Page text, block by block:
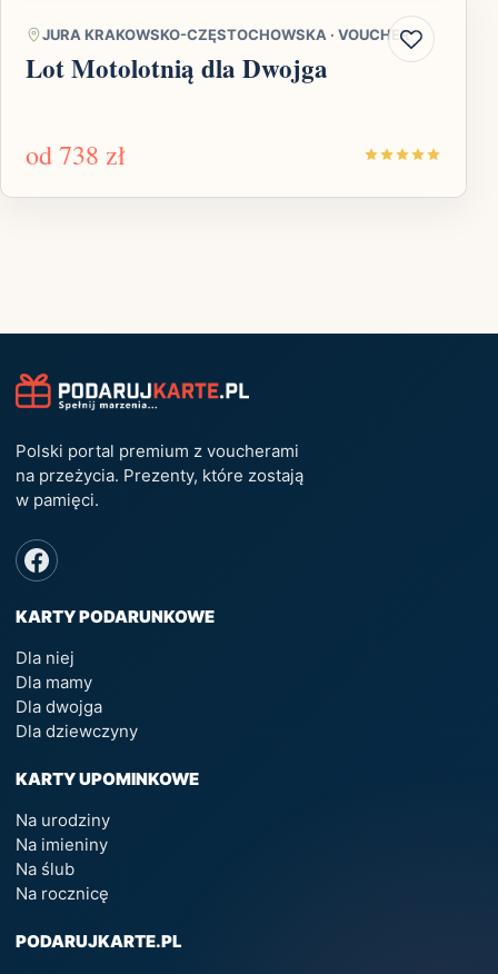
JURA KRAKOWSKO-CZĘSTOCHOWSKA · VOUCHER
Lot Motolotnią dla Dwojga
od738 zł
Polski portal premium z voucherami
na przeżycia. Prezenty, które zostają
w pamięci.
KARTY PODARUNKOWE
Dla niej
Dla mamy
Dla dwojga
Dla dziewczyny
KARTY UPOMINKOWE
Na urodziny
Na imieniny
Na ślub
Na rocznicę
PODARUJKARTE.PL